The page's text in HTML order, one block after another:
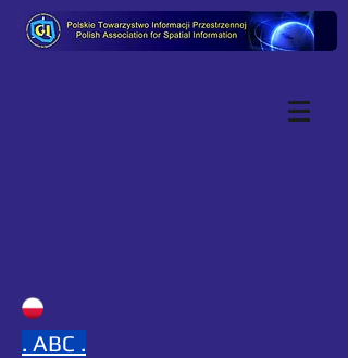
. ABC .